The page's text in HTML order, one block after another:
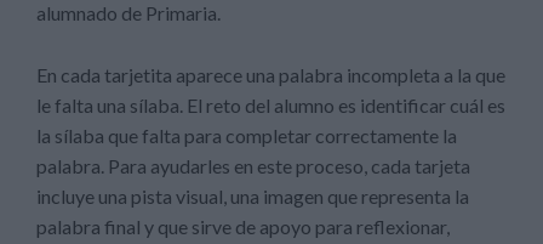
alumnado de Primaria.
En cada tarjetita aparece una palabra incompleta a la que
le falta una sílaba. El reto del alumno es identificar cuál es
la sílaba que falta para completar correctamente la
palabra. Para ayudarles en este proceso, cada tarjeta
incluye una pista visual, una imagen que representa la
palabra final y que sirve de apoyo para reflexionar,